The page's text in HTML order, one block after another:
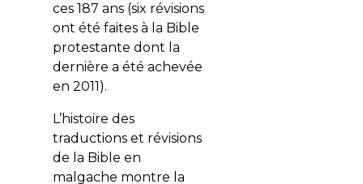
ces 187 ans (six révisions
ont été faites à la Bible
protestante dont la
dernière a été achevée
en 2011).
L’histoire des
traductions et révisions
de la Bible en
malgache montre la